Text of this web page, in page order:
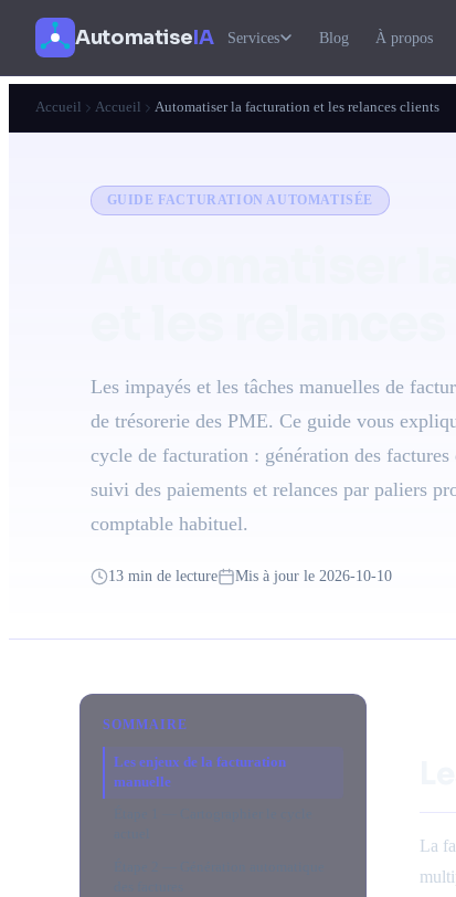
AutomatiseIA Services Blog À propos
Accueil Accueil Automatiser la facturation et les relances clients
GUIDE FACTURATION AUTOMATISÉE
Les impayés et les tâches manuelles de
de trésorerie des PME. Ce guide vous
cycle de facturation : génération des
suivi des paiements et relances par paliers
comptable habituel.
13 min de lecture Mis à jour le 2026-10-10
SOMMAIRE
Les enjeux de la facturation
manuelle
La